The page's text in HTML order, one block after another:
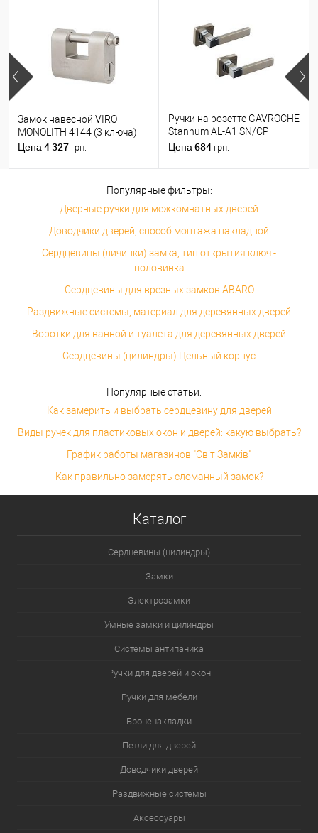
Замок навесной VIRO
MONOLITH 4144 (3 ключа)
Цена 4 327 грн.
Ручки на розетте GAVROCHE
Stannum AL-A1 SN/CP
никель/хром
Цена 684 грн.
Популярные фильтры:
Дверные ручки для межкомнатных дверей
Доводчики дверей, способ монтажа накладной
Сердцевины (личинки) замка, тип открытия ключ -
половинка
Сердцевины для врезных замков ABARO
Раздвижные системы, материал для деревянных дверей
Воротки для ванной и туалета для деревянных дверей
Сердцевины (цилиндры) Цельный корпус
Популярные статьи:
Как замерить и выбрать сердцевину для дверей
Виды ручек для пластиковых окон и дверей: какую выбрать?
График работы магазинов "Світ Замків"
Как правильно замерять сломанный замок?
Каталог
Сердцевины (цилиндры)
Замки
Электрозамки
Умные замки и цилиндры
Системы антипаника
Ручки для дверей и окон
Ручки для мебели
Броненакладки
Петли для дверей
Доводчики дверей
Раздвижные системы
Аксессуары